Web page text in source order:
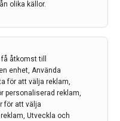
olika källor.
åtkomst till
enhet, Använda
för att välja reklam,
personaliserad reklam,
för att välja
Utveckla och
Hortons huvudvärk, är
som finns och
Genom